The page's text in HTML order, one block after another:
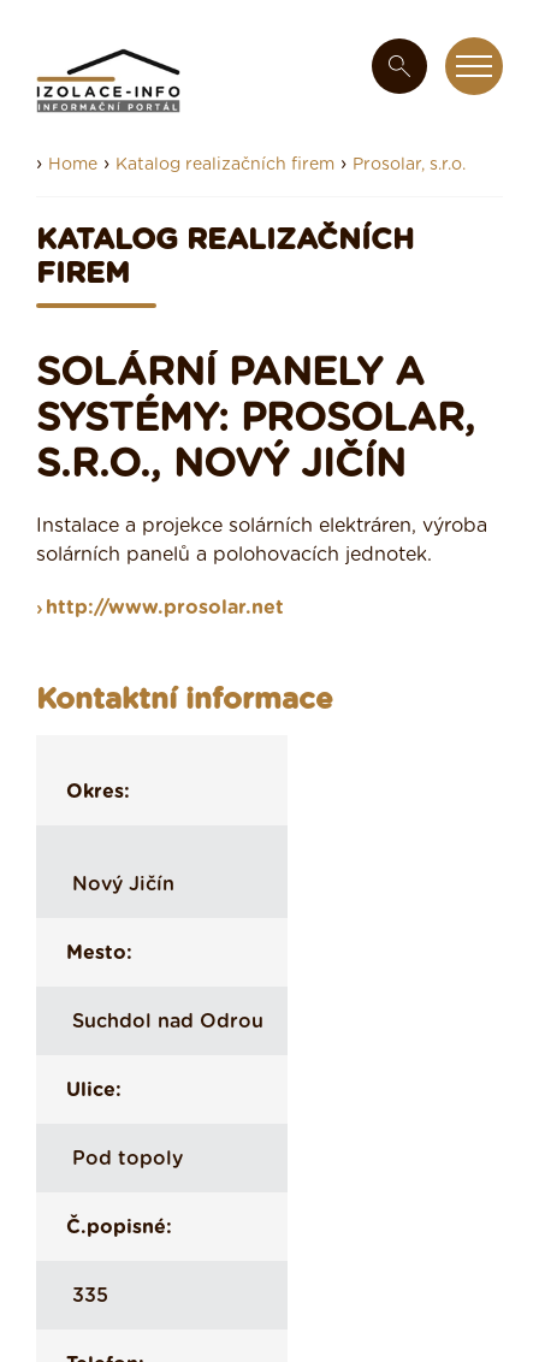
› Home › Katalog realizačních firem › Prosolar, s.r.o.
KATALOG REALIZAČNÍCH
FIREM
SOLÁRNÍ PANELY A
SYSTÉMY: PROSOLAR,
S.R.O., NOVÝ JIČÍN
Instalace a projekce solárních elektráren, výroba
solárních panelů a polohovacích jednotek.
http://www.prosolar.net
Kontaktní informace
Okres:
Nový Jičín
Mesto:
Suchdol nad Odrou
Ulice:
Pod topoly
Č.popisné:
335